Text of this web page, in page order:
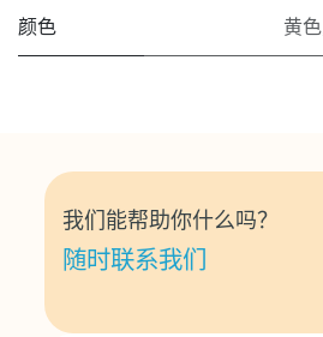
颜色 黄色
我们能帮助你什么吗？
随时联系我们